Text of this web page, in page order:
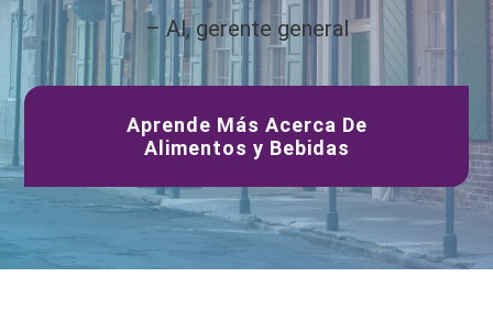
– Al, gerente general
Aprende Más Acerca De
Alimentos y Bebidas